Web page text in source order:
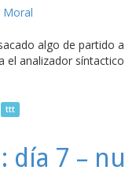
Moral
algo de
analizador
ttt
día 7 –